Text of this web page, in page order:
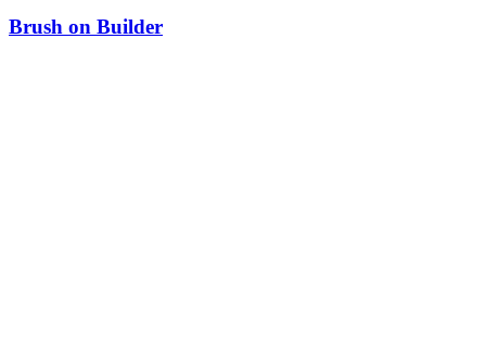
Brush on Builder